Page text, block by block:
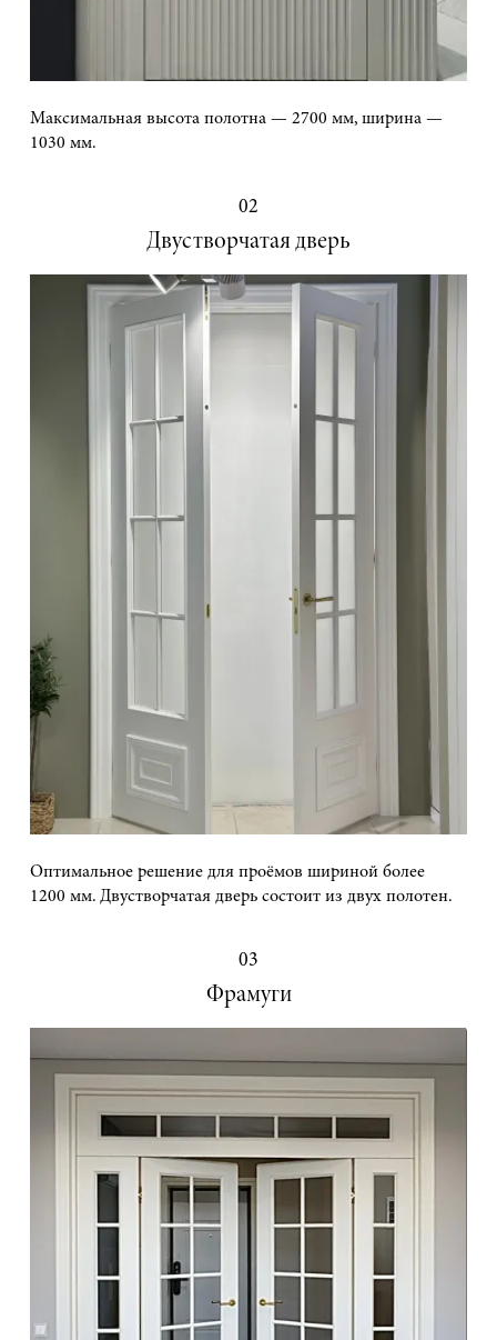
Максимальная высота полотна — 2700 мм, ширина —
1030 мм.
02
Двустворчатая дверь
Оптимальное решение для проёмов шириной более
1200 мм. Двустворчатая дверь состоит из двух полотен.
03
Фрамуги